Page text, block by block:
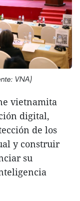
VNA)
vietnamita
digital,
de los
y construir
su